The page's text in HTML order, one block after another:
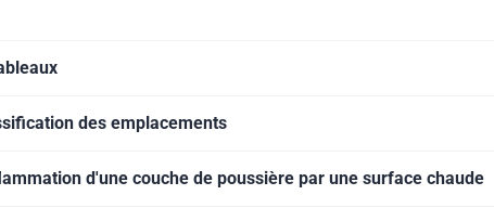
des emplacements
d'une couche de poussière par une surface chaude